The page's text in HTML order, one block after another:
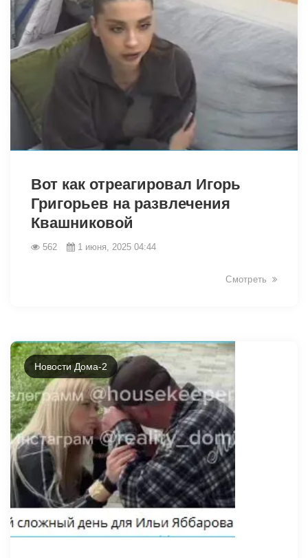
Вот как отреагировал Игорь
Григорьев на развлечения
Квашниковой
562 1 июня, 2025 04:44
Смотреть
Новости Дома-2